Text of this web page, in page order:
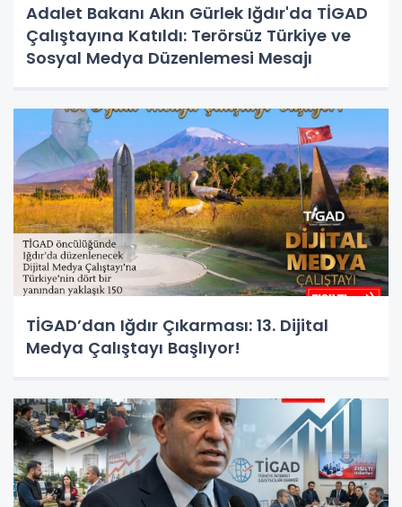
Adalet Bakanı Akın Gürlek Iğdır'da TİGAD
Çalıştayına Katıldı: Terörsüz Türkiye ve
Sosyal Medya Düzenlemesi Mesajı
TİGAD’dan Iğdır Çıkarması: 13. Dijital
Medya Çalıştayı Başlıyor!